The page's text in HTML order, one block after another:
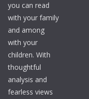
you can read
with your family
and among
with your
children. With
thoughtful
analysis and
fearless views